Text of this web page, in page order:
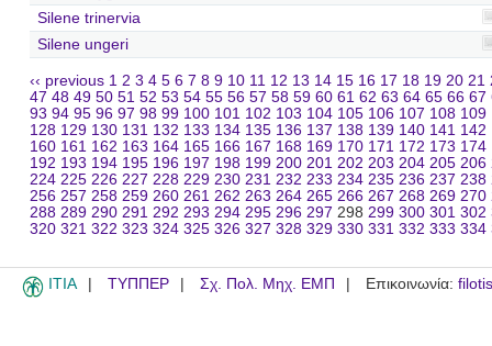
Silene trinervia
Silene ungeri
‹‹ previous 1 2 3 4 5 6 7 8 9 10 11 12 13 14 15 16 17 18 19 20 21
47 48 49 50 51 52 53 54 55 56 57 58 59 60 61 62 63 64 65 66 67
93 94 95 96 97 98 99 100 101 102 103 104 105 106 107 108 109
128 129 130 131 132 133 134 135 136 137 138 139 140 141 142
160 161 162 163 164 165 166 167 168 169 170 171 172 173 174
192 193 194 195 196 197 198 199 200 201 202 203 204 205 206
224 225 226 227 228 229 230 231 232 233 234 235 236 237 238
256 257 258 259 260 261 262 263 264 265 266 267 268 269 270
288 289 290 291 292 293 294 295 296 297 298 299 300 301 302
320 321 322 323 324 325 326 327 328 329 330 331 332 333 334
ITIA ΤΥΠΠΕΡ Σχ. Πολ. Μηχ. ΕΜΠ Επικοινωνία: